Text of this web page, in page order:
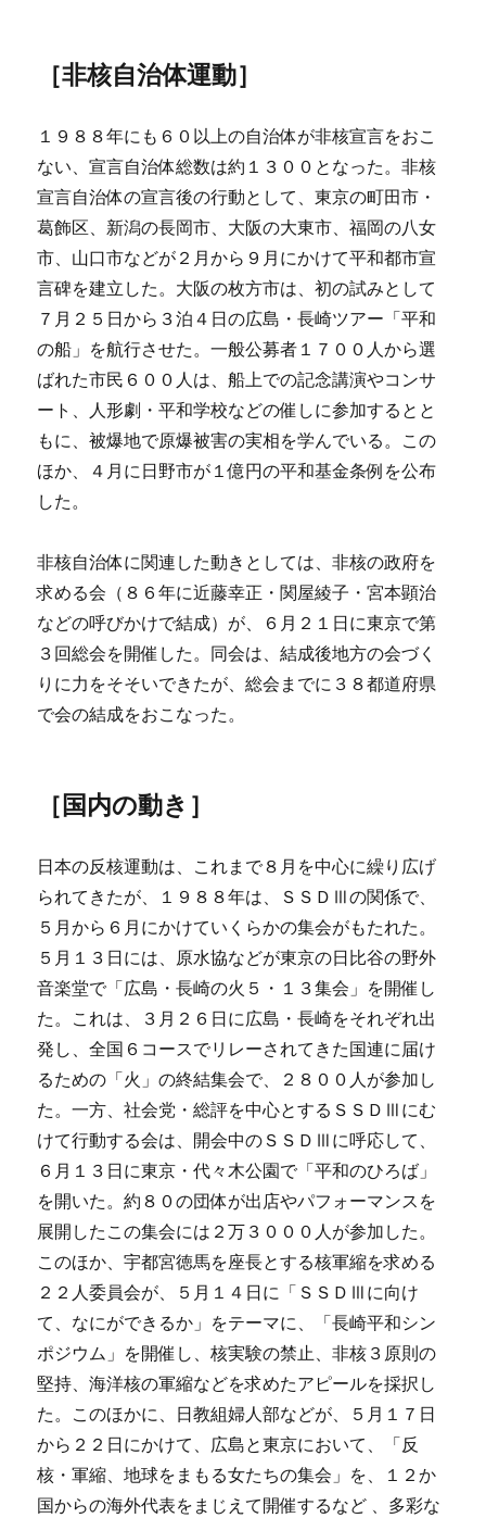
［非核自治体運動］
１９８８年にも６０以上の自治体が非核宣言をおこ
ない、宣言自治体総数は約１３００となった。非核
宣言自治体の宣言後の行動として、東京の町田市・
葛飾区、新潟の長岡市、大阪の大東市、福岡の八女
市、山口市などが２月から９月にかけて平和都市宣
言碑を建立した。大阪の枚方市は、初の試みとして
７月２５日から３泊４日の広島・長崎ツアー「平和
の船」を航行させた。一般公募者１７００人から選
ばれた市民６００人は、船上での記念講演やコンサ
ート、人形劇・平和学校などの催しに参加するとと
もに、被爆地で原爆被害の実相を学んでいる。この
ほか、４月に日野市が１億円の平和基金条例を公布
した。
非核自治体に関連した動きとしては、非核の政府を
求める会（８６年に近藤幸正・関屋綾子・宮本顕治
などの呼びかけで結成）が、６月２１日に東京で第
３回総会を開催した。同会は、結成後地方の会づく
りに力をそそいできたが、総会までに３８都道府県
で会の結成をおこなった。
［国内の動き］
日本の反核運動は、これまで８月を中心に繰り広げ
られてきたが、１９８８年は、ＳＳＤⅢの関係で、
５月から６月にかけていくらかの集会がもたれた。
５月１３日には、原水協などが東京の日比谷の野外
音楽堂で「広島・長崎の火５・１３集会」を開催し
た。これは、３月２６日に広島・長崎をそれぞれ出
発し、全国６コースでリレーされてきた国連に届け
るための「火」の終結集会で、２８００人が参加し
た。一方、社会党・総評を中心とするＳＳＤⅢにむ
けて行動する会は、開会中のＳＳＤⅢに呼応して、
６月１３日に東京・代々木公園で「平和のひろば」
を開いた。約８０の団体が出店やパフォーマンスを
展開したこの集会には２万３０００人が参加した。
このほか、宇都宮徳馬を座長とする核軍縮を求める
２２人委員会が、５月１４日に「ＳＳＤⅢに向け
て、なにができるか」をテーマに、「長崎平和シン
ポジウム」を開催し、核実験の禁止、非核３原則の
堅持、海洋核の軍縮などを求めたアピールを採択し
た。このほかに、日教組婦人部などが、５月１７日
から２２日にかけて、広島と東京において、「反
核・軍縮、地球をまもる女たちの集会」を、１２か
国からの海外代表をまじえて開催するなど 、多彩な